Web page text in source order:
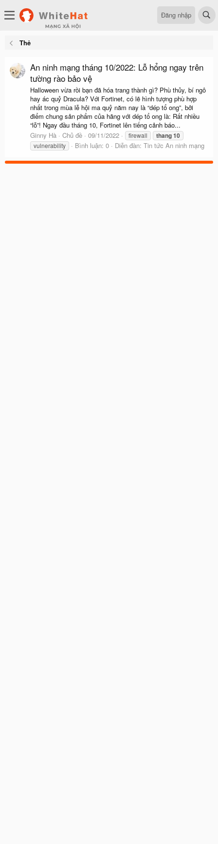
Đăng nhập
Thẻ
An ninh mạng tháng 10/2022: Lỗ hổng ngay trên
tường rào bảo vệ
Halloween vừa rồi bạn đã hóa trang thành gì? Phù thủy, bí ngô
hay ác quỷ Dracula? Với Fortinet, có lẽ hình tượng phù hợp
nhất trong mùa lễ hội ma quỷ năm nay là “dép tổ ong”, bởi
điểm chung sản phẩm của hãng với dép tổ ong là: Rất nhiều
“lỗ”! Ngay đầu tháng 10, Fortinet lên tiếng cảnh báo...
Ginny Hà
Chủ đề 09/11/2022 firewall thang10
vulnerability Bình luận: 0 Diễn đàn: Tin tức An ninh mạng